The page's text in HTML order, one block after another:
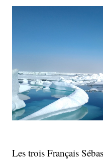
Les trois Français